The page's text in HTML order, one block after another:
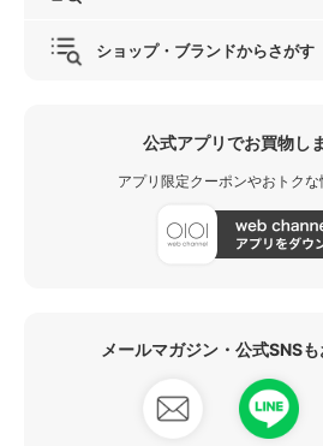
ショップ・ブランドからさがす
公式アプリでお買物し
アプリ限定クーポンやおトクな
メールマガジン・公式SNSも